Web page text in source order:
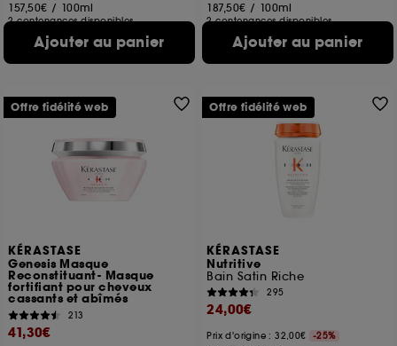
157,50€ / 100ml
2 contenances disponibles
Ajouter au panier
187,50€ / 100ml
2 contenances disponibles
Ajouter au panier
KÉRASTASE
Genesis Masque
Reconstituant- Masque
fortifiant pour cheveux
cassants et abîmés
213
41,30€
Offre fidélité web
KÉRASTASE
Nutritive
Bain Satin Riche
295
24,00€
Prix d'origine : 32,00€ -25%
Offre fidélité web